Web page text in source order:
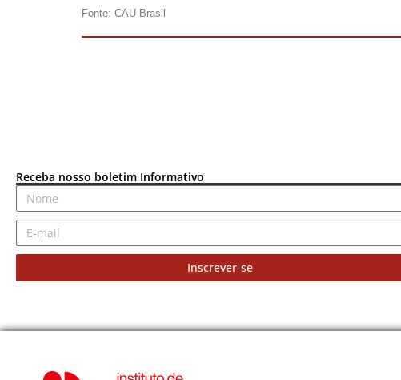
Fonte: CAU Brasil
Receba nosso boletim Informativo
Inscrever-se